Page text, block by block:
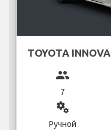
TOYOTA INNOVA
group
7
miscellaneous_services
Ручной